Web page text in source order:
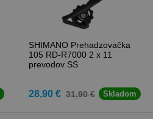
SHIMANO Prehadzovačka
105 RD-R7000 2 x 11
prevodov SS
28,90 € 31,90 € Skladom